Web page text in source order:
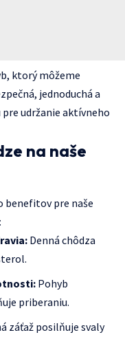
ktorý môžeme
jednoduchá a
udržanie aktívneho
na naše
benefitov pre naše
Denná chôdza
Pohyb
priberaniu.
záťaž posilňuje svaly